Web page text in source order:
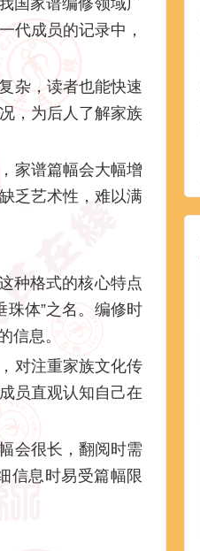
国家谱编修领域广
代成员的记录中，
杂，读者也能快速
，为后人了解家族
家谱篇幅会大幅增
乏艺术性，难以满
种格式的核心特点
珠体”之名。编修时
信息。
对注重家族文化传
员直观认知自己在
会很长，翻阅时需
信息时易受篇幅限